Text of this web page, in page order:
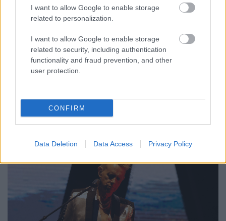
I want to allow Google to enable storage
related to personalization.
I want to allow Google to enable storage
related to security, including authentication
functionality and fraud prevention, and other
user protection.
CONFIRM
Data Deletion Data Access Privacy Policy